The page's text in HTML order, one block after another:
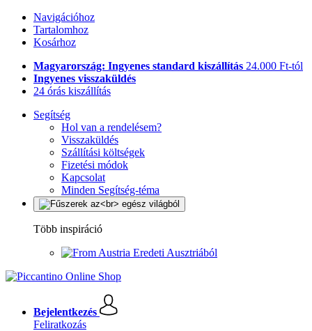
Navigációhoz
Tartalomhoz
Kosárhoz
Magyarország: Ingyenes standard kiszállítás 24.000 Ft-tól
Ingyenes visszaküldés
24 órás kiszállítás
Segítség
Hol van a rendelésem?
Visszaküldés
Szállítási költségek
Fizetési módok
Kapcsolat
Minden Segítség-téma
Több inspiráció
Eredeti Ausztriából
Bejelentkezés
Feliratkozás